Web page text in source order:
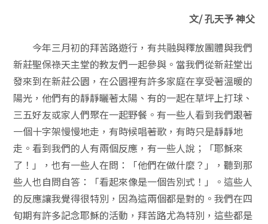
文/ 孔天予 神父
今年三月初的拜苦路遊行，有共融與釋放團體與我們
新莊聖保祿天主堂的教友們一起參與。當我們從新莊堂出
發來到在新莊公園，在公園裡有許多家庭在享受著溫暖的
陽光，他們有的靜靜曬著太陽、有的一起在草坪上打球、
三五好友或家人們聚在一起野餐。有一些人看到我們跟著
一個十字架慢慢地走，有時候唱著歌，有時只是靜靜地
走。看到我們的人有兩個反應，有一些人說；「耶穌來
了！」，也有一些人在問：「他們在做什麼？」，聽到那
些人也自問自答：「看起來像是一個告別式！」。這些人
的反應讓我覺得很特別，因為這兩個都是對的。我們在四
旬期有許多記念耶穌的活動，拜苦路尤為特別，這些都是